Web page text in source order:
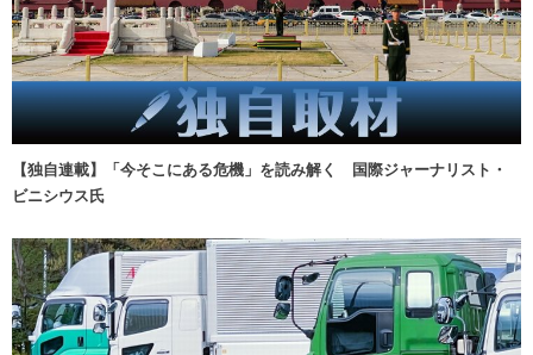
【独自連載】「今そこにある危機」を読み解く 国際ジャーナリスト・
ビニシウス氏